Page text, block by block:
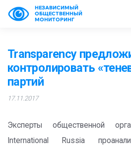
НЕЗАВИСИМЫЙ
ОБЩЕСТВЕННЫЙ
МОНИТОРИНГ
Transparency
контролировать
партий
17.11.2017
Эксперты общественной
International Russia